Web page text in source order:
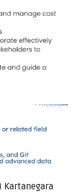
Kartanegara